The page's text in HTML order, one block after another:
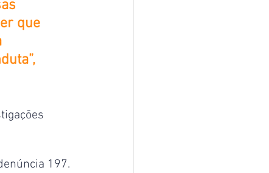
que
197.